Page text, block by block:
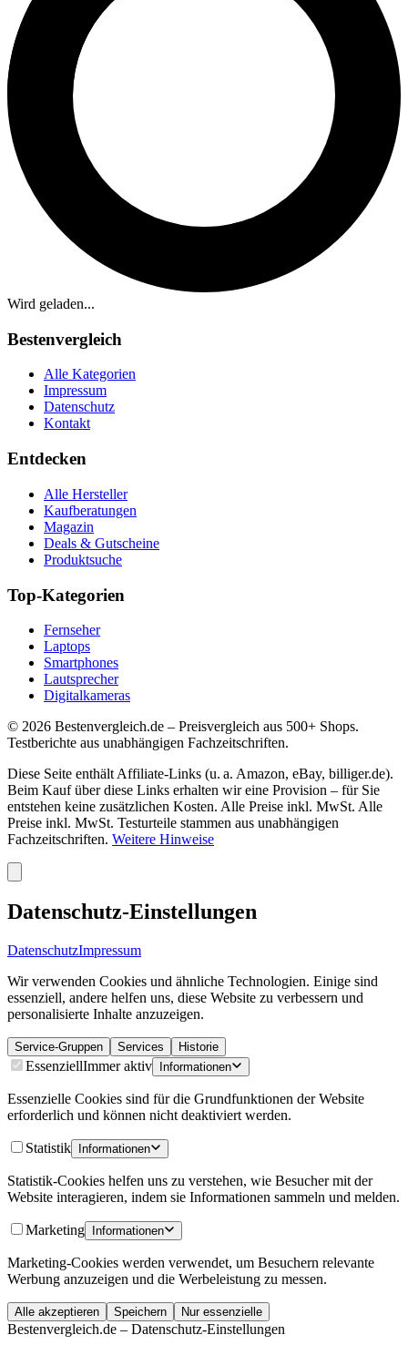
Wird geladen...
Bestenvergleich
Alle Kategorien
Impressum
Datenschutz
Kontakt
Entdecken
Alle Hersteller
Kaufberatungen
Magazin
Deals & Gutscheine
Produktsuche
Top-Kategorien
Fernseher
Laptops
Smartphones
Lautsprecher
Digitalkameras
© 2026 Bestenvergleich.de – Preisvergleich aus 500+ Shops.
Testberichte aus unabhängigen Fachzeitschriften.
Diese Seite enthält Affiliate-Links (u. a. Amazon, eBay, billiger.de).
Beim Kauf über diese Links erhalten wir eine Provision – für Sie
entstehen keine zusätzlichen Kosten. Alle Preise inkl. MwSt. Alle
Preise inkl. MwSt. Testurteile stammen aus unabhängigen
Fachzeitschriften. Weitere Hinweise
Datenschutz-Einstellungen
DatenschutzImpressum
Wir verwenden Cookies und ähnliche Technologien. Einige sind
essenziell, andere helfen uns, diese Website zu verbessern und
personalisierte Inhalte anzuzeigen.
Service-Gruppen Services Historie
EssenziellImmer aktiv Informationen
Essenzielle Cookies sind für die Grundfunktionen der Website
erforderlich und können nicht deaktiviert werden.
Statistik Informationen
Statistik-Cookies helfen uns zu verstehen, wie Besucher mit der
Website interagieren, indem sie Informationen sammeln und melden.
Marketing Informationen
Marketing-Cookies werden verwendet, um Besuchern relevante
Werbung anzuzeigen und die Werbeleistung zu messen.
Alle akzeptieren Speichern Nur essenzielle
Bestenvergleich.de – Datenschutz-Einstellungen